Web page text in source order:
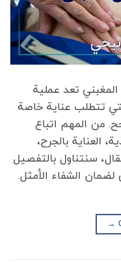
المغبني تعد عملية
تتطلب عناية خاصة
من المهم اتباع
العناية بالجرح،
سنتناول بالتفصيل
لضمان الشفاء الأمثل.
→